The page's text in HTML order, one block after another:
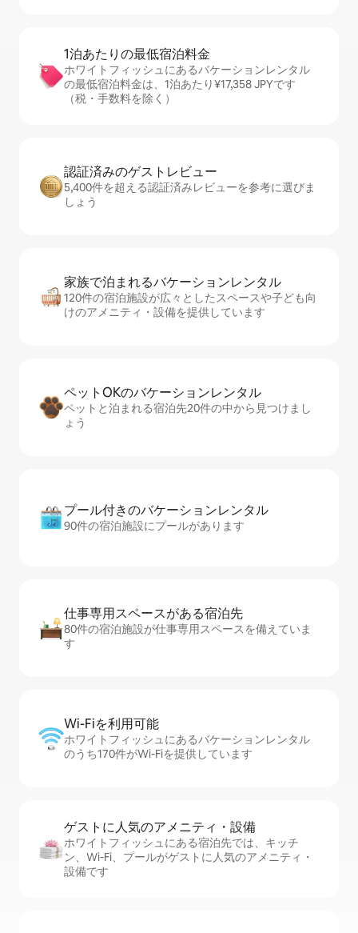
1泊あたりの最⁠低⁠宿⁠泊⁠料⁠金
ホワイトフィッシュにあるバケーションレンタル
の最低宿泊料金は、1泊あたり¥17,358 JPYです
（税・手数料を除く）
認証済みのゲ⁠ス⁠ト⁠レ⁠ビ⁠ュ⁠ー
5,400件を超える認証済みレビューを参考に選びま
しょう
家族で泊まれるバ⁠ケ⁠ー⁠シ⁠ョ⁠ンレ⁠ン⁠タ⁠ル
120件の宿泊施設が広々としたスペースや子ども向
けのアメニティ・設備を提供しています
ペットOKのバ⁠ケ⁠ー⁠シ⁠ョ⁠ンレ⁠ン⁠タ⁠ル
ペットと泊まれる宿泊先20件の中から見つけまし
ょう
プール付きのバ⁠ケ⁠ー⁠シ⁠ョ⁠ンレ⁠ン⁠タ⁠ル
90件の宿泊施設にプールがあります
仕事専用ス⁠ペ⁠ー⁠スがあ⁠る宿⁠泊⁠先
80件の宿泊施設が仕事専用スペースを備えていま
す
Wi-Fiを利⁠用⁠可⁠能
ホワイトフィッシュにあるバケーションレンタル
のうち170件がWi-Fiを提供しています
ゲストに人⁠気⁠のア⁠メ⁠ニ⁠テ⁠ィ・設⁠備
ホワイトフィッシュにある宿泊先では、キッチ
ン、Wi-Fi、プールがゲストに人気のアメニティ・
設備です